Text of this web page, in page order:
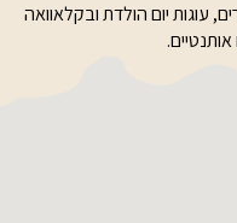
עוגות יום הולדת ובקלאוואה